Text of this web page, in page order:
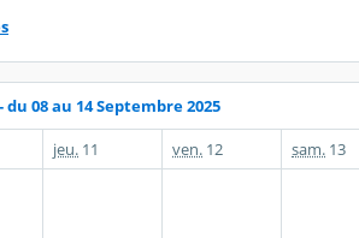
du 08 au 14 Septembre 2025
jeu. 11 ven. 12 sam. 13